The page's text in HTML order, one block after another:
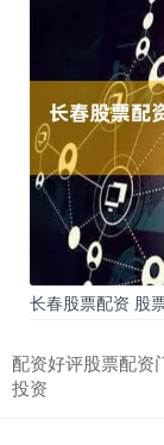
长春股票配资 股
配资好评股票配资
投资